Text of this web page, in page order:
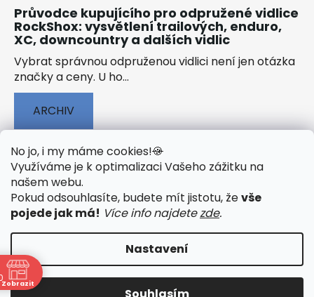
No jo, i my máme cookies!🍪
Využíváme je k optimalizaci Vašeho zážitku na
našem webu.
Pokud odsouhlasíte, budete mít jistotu, ževše
pojede jak má! Více info najdetezde.
Nastavení
Průvodce kupujícího pro odpružené vidlice
RockShox: vysvětlení trailových, enduro,
XC, downcountry a dalších vidlic
Vybrat správnou odpruženou vidlici není jen otázka
značky a ceny. U ho...
ARCHIV
🟢 TECHNOLOGIE
🟢 O ELEKTROKOLECH
🟢 NÁVODY KE STAŽENÍ
Vytvořil Shoptet&PekneWeby
Zobrazit